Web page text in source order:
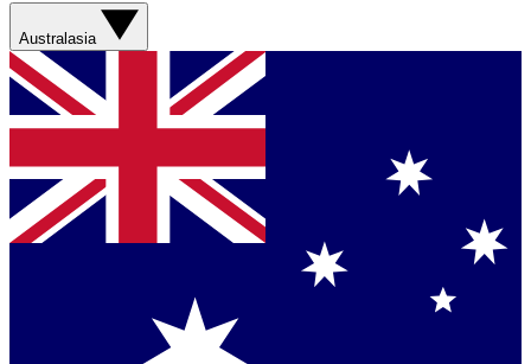
Australasia